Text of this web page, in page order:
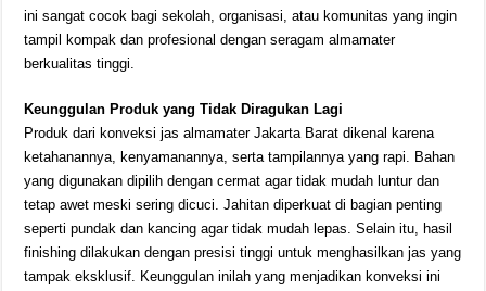
ini sangat cocok bagi sekolah, organisasi, atau komunitas yang ingin
tampil kompak dan profesional dengan seragam almamater
berkualitas tinggi.
Keunggulan Produk yang Tidak Diragukan Lagi
Produk dari konveksi jas almamater Jakarta Barat dikenal karena
ketahanannya, kenyamanannya, serta tampilannya yang rapi. Bahan
yang digunakan dipilih dengan cermat agar tidak mudah luntur dan
tetap awet meski sering dicuci. Jahitan diperkuat di bagian penting
seperti pundak dan kancing agar tidak mudah lepas. Selain itu, hasil
finishing dilakukan dengan presisi tinggi untuk menghasilkan jas yang
tampak eksklusif. Keunggulan inilah yang menjadikan konveksi ini